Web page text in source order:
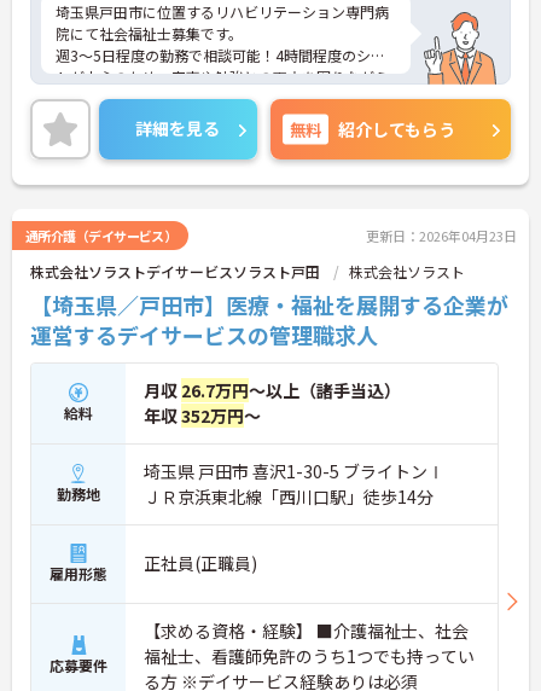
埼玉県戸田市に位置するリハビリテーション専門病
院にて社会福祉士募集です。
週3～5日程度の勤務で相談可能！4時間程度のシフ
トが中心のため、家事や勉強との両立を図りながら
働ける職場です。
ご興味のある方には、面接対策ポイントなど、さら
に詳細をお話いたしますので、お気軽にご相談くだ
さい。
詳細を見る 無料 紹介してもらう
通所介護（デイサービス） 更新日：2026年04月23日
株式会社ソラストデイサービスソラスト戸田 株式会社ソラスト
【埼玉県／戸田市】医療・福祉を展開する企業が
運営するデイサービスの管理職求人
給料
月収 26.7万円～以上（諸手当込）
年収352万円～
勤務地
埼玉県 戸田市 喜沢1-30-5 ブライトンⅠ
ＪＲ京浜東北線「西川口駅」徒歩14分
雇用形態 正社員(正職員)
応募要件
【求める資格・経験】 ■介護福祉士、社会
福祉士、看護師免許のうち1つでも持ってい
る方 ※デイサービス経験ありは必須